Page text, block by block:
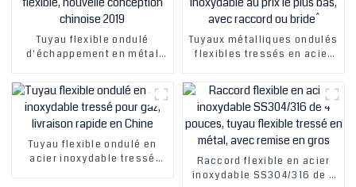
Tuyau flexible ondulé
d'échappement en métal
conception chinoise 2019
Tuyaux métalliques ondulés
flexibles tressés en acier
bas, avec raccord ou bride^
Tuyau flexible ondulé en
acier inoxydable tressé
Raccord flexible en acier
inoxydable SS304/316 de 4